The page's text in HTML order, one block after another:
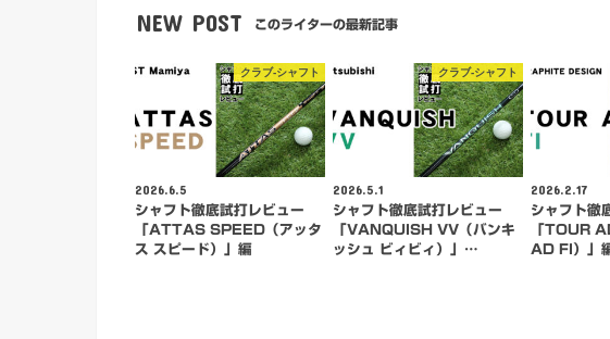
NEW POST このライターの最新記事
クラブ-シャフト
2026.6.5
シャフト徹底試打レビュー
「ATTAS SPEED（アッタ
ス スピード）」編
クラブ-シャフト
2026.5.1
シャフト徹底試打レビュー
「VANQUISH VV（バンキ
ッシュ ビィビィ）」…
2026.2.17
シャフト徹
「TOUR
AD FI）」